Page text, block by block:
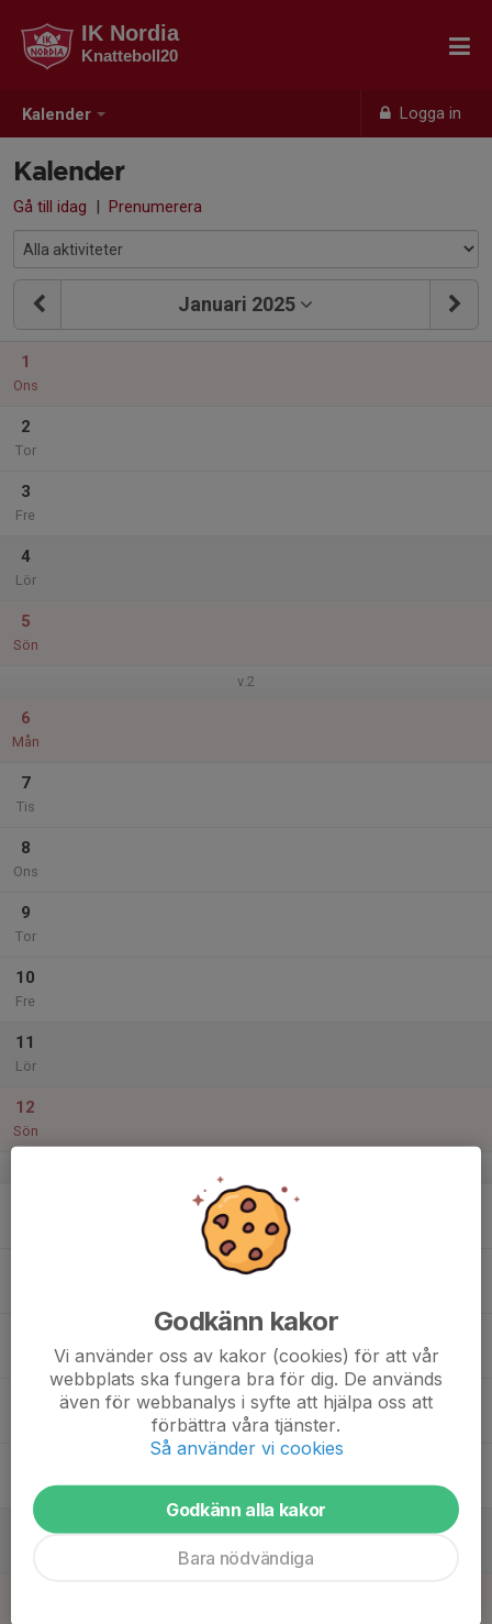
Kalender Logga in
IK Nordia
Knatteboll20
Kalender
Gå till idag | Prenumerera
Januari 2025
1
Ons
2
Tor
3
Fre
4
Lör
5
Sön
v.2
6
Mån
7
Tis
8
Ons
9
Tor
10
Fre
11
Lör
12
Sön
20:30
Styrelsemöte
Samlingslokalen eller via Teams
Godkänn kakor
Vi använder oss av kakor (cookies) för att vår
webbplats ska fungera bra för dig. De används
även för webbanalys i syfte att hjälpa oss att
förbättra våra tjänster.
Så använder vi cookies
Godkänn alla kakor
Bara nödvändiga